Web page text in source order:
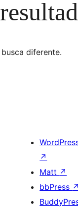
diferente.
↗
Matt ↗
bbPress ↗